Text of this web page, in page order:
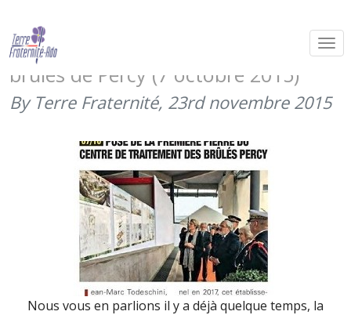
Lancement de la construction du
nouveau centre de traitement des
brûlés de Percy (7 octobre 2015)
By Terre Fraternité, 23rd novembre 2015
Nous vous en parlions il y a déjà quelque temps, la